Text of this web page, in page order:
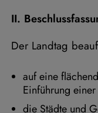
II.
Der Landtag
auf eine
Einführung
die Städte und